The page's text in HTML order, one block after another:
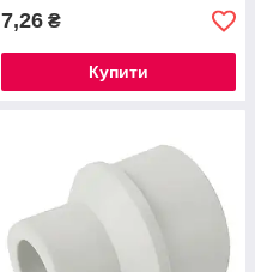
7,26 ₴
Купити